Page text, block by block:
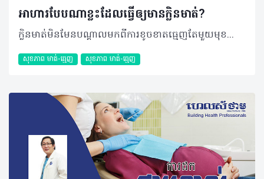
អាហារបែបណាខ្លះដែលធ្វើឲ្យមានក្លិនមាត់?
ក្លិនមាត់មិនមែនបណ្ដាលមកពីការខូចខាតធ្មេញតែមួយមុខនោះទេ។ ជាក់ស្ដែងរបបអាហាររៀងរាល់ថ្ងៃក៏អាចធ្វើឲ្យមានក្លិនមាត់ផងដែរហើយអ្នកហាក់មិនបានដឹងទាល់តែសោះ។ បើច្បាស់ថា សុខភាពមាត់ធ្មេញមិនមានបញ្ហានោះ អ្នកគួរសង្កេតមើលអាហារដែលកំពុងតែបរិភោគឡើងវិញ ដែលករណីខាងក្រោមនេះនឹងបញ្ជាក់ប្រាប់អ្នកថាមានអាហារអ្វីខ្លះ? សំណួរ៖ ខ្ញុំមានអាយុ ២១ឆ្នាំ ភេទស្រី រស់នៅខេត្តសៀមរាប។ នាងខ្ញុំមានចម្ងល់ចង់ជម្រាបសួរ លោកទន្តបណ្ឌិតថា តើអាហារដែលនាងខ្ញុំទទួលទានអាចប៉ះពាល់ដល់ខ្យល់ដកដង្ហើមនាងខ្ញុំតាមរបៀបណាខ្លះ? ចម្លើយ៖ អាហារមួយចំនួនគឺធ្វើឲ្យខ្យល់ដកដង្ហើមរបស់អ្នកមិនល្អមានដូចជា ខ្ទឹម កាហ្វេ គ្រឿងស្រវឹង និងអាហារផ្សេងៗទៀត។ ការទទួលទានខ្ទឹមអាចធ្វើឲ្យខ្យល់ដង្ហើមមិនល្អ តែវាក៏ធ្វើឲ្យក្លិនអាក្រក់ជះចេញពីរាងកាយតាមរយៈការបែកញើសផងដែរ ដោយសារតែធាតុផ្សំនៅក្នុងខ្ទឹមសត្រូវបានស្រូបទៅក្នុងឈាម និងលំពែងហើយវាបង្កជាក្លិនមិនល្អចេញពីរាងកាយទាំងមូល និងខ្យល់ដកដង្ហើម។ លើសពីនេះការទទួលទានកាហ្វេច្រើនពេកក្នុងមួយថ្ងៃអាចធ្វើឲ្យរាងកាយ និងខ្យល់ដង្ហើមរបស់អ្នកជះក្លិនមិនល្អផងដែរ បើទោះបីជាអ្នកងូតទឹកសម្អាតខ្លួនប្រាណ ឬផ្លាស់ប្តូរសម្លៀកបំពាក់យ៉ាងណាក៏ដោយ។ នោះក៏ដោយសារតែជាតិកាហ្វេអុីនបានធ្វើការរំញោចក្រពេញញើស និងធ្វើឲ្យអ្នកបែកញើសច្រើនខុសពីធម្មតាទៀតផង។ អត្ថបទ៖ ដកស្រង់ចេញពីទស្សនាវដ្ដី ហេលស៍ថាម ប្រូ លេខ ៨៤ បកស្រាយដោយ៖ ទន្តបណ្ឌិត សុខ ជា អគ្គនាយកមន្ទីរព្យាបាលមាត់ធ្មេញសុខ ជា និងជាសាស្រ្តាចារ្យសាកលវិទ្យាល័យវិទ្យាសាស្រ្តសុខាភិបាល 2019 រក្សាសិទ្ធិគ្រប់យ៉ាង​ដោយ Healthtime Corporation ចំពោះគ្រប់អត្ថបទដោយគ្មានផ្នែកណាមួយត្រូវបោះពុម្ពផ្សាយចូលប្រព័ន្ធអុីនធឺណែតឧបករណ៍អេឡិចត្រូនិកអាត់ជាសំឡេងឬថតចំលងគ្រប់រូបភាពដោយគ្មានការអនុញ្ញាតឡើយ
សុខភាព​​ មាត់-ធ្មេញ សុខភាព​​ មាត់-ធ្មេញ